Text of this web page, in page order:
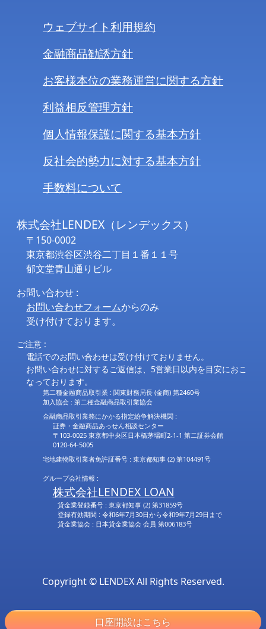
口座開設はこちら
ウェブサイト利用規約
金融商品勧誘方針
お客様本位の業務運営に関する方針
利益相反管理方針
個人情報保護に関する基本方針
反社会的勢力に対する基本方針
手数料について
株式会社LENDEX（レンデックス）
〒150-0002
東京都渋谷区渋谷二丁目１番１１号
郁文堂青山通りビル
お問い合わせ :
お問い合わせフォームからのみ
受け付けております。
ご注意 :
電話でのお問い合わせは受け付けておりません。
お問い合わせに対するご返信は、5営業日以内を目安におこ
なっております。
第二種金融商品取引業 : 関東財務局長 (金商) 第2460号
加入協会 : 第二種金融商品取引業協会
金融商品取引業務にかかる指定紛争解決機関 :
証券・金融商品あっせん相談センター
〒103-0025 東京都中央区日本橋茅場町2-1-1 第二証券会館
0120-64-5005
宅地建物取引業者免許証番号 : 東京都知事 (2) 第104491号
グループ会社情報 :
株式会社LENDEX LOAN
貸金業登録番号 : 東京都知事 (2) 第31859号
登録有効期間 : 令和6年7月30日から令和9年7月29日まで
貸金業協会 : 日本貸金業協会 会員 第006183号
Copyright © LENDEX All Rights Reserved.